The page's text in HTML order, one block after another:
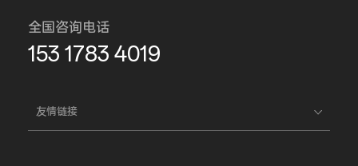
全国咨询电话
153 1783 4019
友情链接